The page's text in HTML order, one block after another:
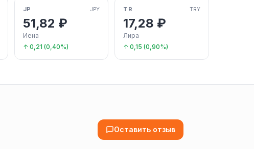
JP JPY
51,82 ₽
Иена
↑ 0,21 (0,40%)
TR TRY
17,28 ₽
Лира
↑ 0,15 (0,90%)
Оставить отзыв